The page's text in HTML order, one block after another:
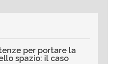
per portare la
spazio: il caso